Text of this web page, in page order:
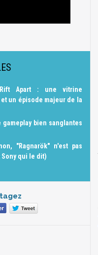
Apart : une vitrine
un épisode majeur de la
gameplay bien sanglantes
"Ragnarök" n'est pas
qui le dit)